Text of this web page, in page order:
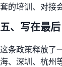
套的培训、对接
五、写在最后
这条政策释放了
海、深圳、杭州